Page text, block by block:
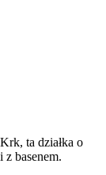
ta działka o
basenem.